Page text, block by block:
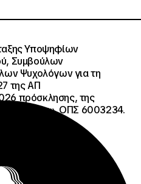
Υποψηφίων
Συμβούλων
Ψυχολόγων για τη
της ΑΠ
πρόσκλησης, της
Ευκαιρίας», ΟΠΣ 6003234.